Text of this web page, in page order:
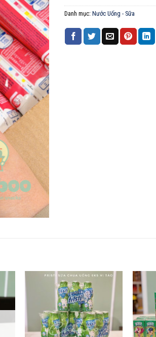
Danh mục: Nước Uống - Sữa